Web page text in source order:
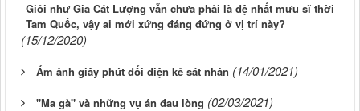
Giỏi như Gia Cát Lượng vẫn chưa phải là đệ nhất mưu sĩ thời
Tam Quốc, vậy ai mới xứng đáng đứng ở vị trí này?
(15/12/2020)
Ám ảnh giây phút đối diện kẻ sát nhân (14/01/2021)
"Ma gà" và những vụ án đau lòng (02/03/2021)